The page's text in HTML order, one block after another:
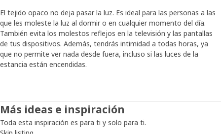
cambio. Bo y el equipo probaron varias soluciones
diferentes hasta que encontraron una que ofreciera la
misma funcionalidad que los estores con cordones
visibles. "Nos dimos cuenta de que podíamos mantener el
cordón, pero ocultarlo", explica. El cordón se encuentra
dentro de una varilla de plástico que es extensible y va
nuestro propio laboratorio, sino también por laboratorios
de ensayos independientes. Además, los clientes han
comprobado su funcionalidad. "Al involucrar a diferentes
El tejido opaco no deja pasar la luz. Es ideal para las personas a las
que les moleste la luz al dormir o en cualquier momento del día.
También evita los molestos reflejos en la televisión y las pantallas
de tus dispositivos. Además, tendrás intimidad a todas horas, ya
que no permite ver nada desde fuera, incluso si las luces de la
estancia están encendidas.
Más ideas e inspiración
Toda esta inspiración es para ti y solo para ti.